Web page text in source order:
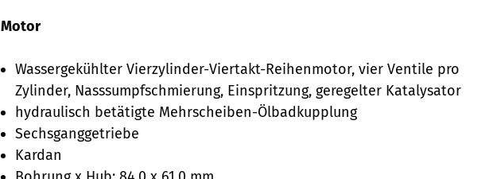
Motor
Wassergekühlter Vierzylinder-Viertakt-Reihenmotor, vier Ventile pro
Zylinder, Nasssumpfschmierung, Einspritzung, geregelter Katalysator
hydraulisch betätigte Mehrscheiben-Ölbadkupplung
Sechsganggetriebe
Kardan